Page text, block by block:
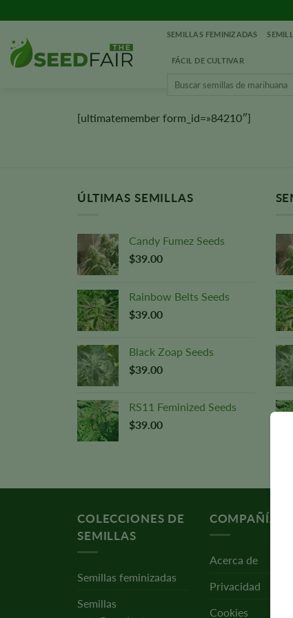
al
contenido
SEMILLAS FEMINIZADAS
FÁCIL DE CULTIVAR
Buscar:
[ultimatemember form_id=»84210″]
ÚLTIMAS SEMILLAS
Candy Fumez Seeds
$39.00
Rainbow Belts Seeds
$39.00
Black Zoap Seeds
$39.00
RS11 Feminized Seeds
$39.00
COLECCIONES DE
SEMILLAS
Semillas feminizadas
Semillas
COMPAÑÍA
Acerca de
Privacidad
Cookies